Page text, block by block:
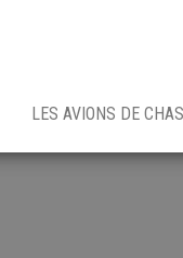
LES AVIONS DE